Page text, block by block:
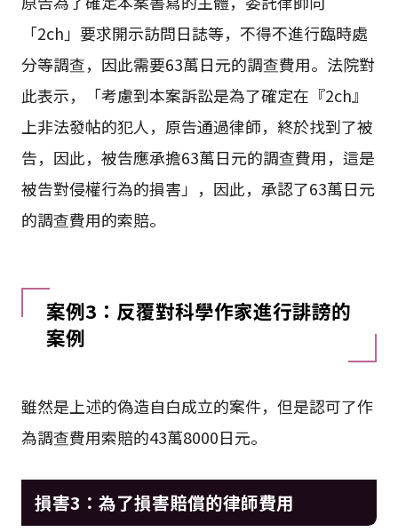
「2ch」要求開示訪問日誌等，不得不進行臨時處
分等調查，因此需要63萬日元的調查費用。法院對
此表示，「考慮到本案訴訟是為了確定在『2ch』
上非法發帖的犯人，原告通過律師，終於找到了被
告，因此，被告應承擔63萬日元的調查費用，這是
被告對侵權行為的損害」，因此，承認了63萬日元
的調查費用的索賠。
案例3：反覆對科學作家進行誹謗的
案例
雖然是上述的偽造自白成立的案件，但是認可了作
為調查費用索賠的43萬8000日元。
損害3：為了損害賠償的律師費用